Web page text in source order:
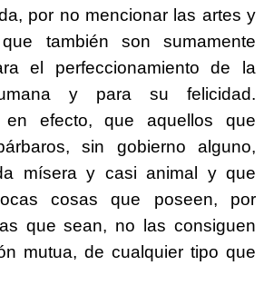
por no mencionar las artes y
también son sumamente
el perfeccionamiento de la
y para su felicidad.
en efecto, que aquellos que
sin gobierno alguno,
mísera y casi animal y que
cosas que poseen, por
que sean, no las consiguen
mutua, de cualquier tipo que